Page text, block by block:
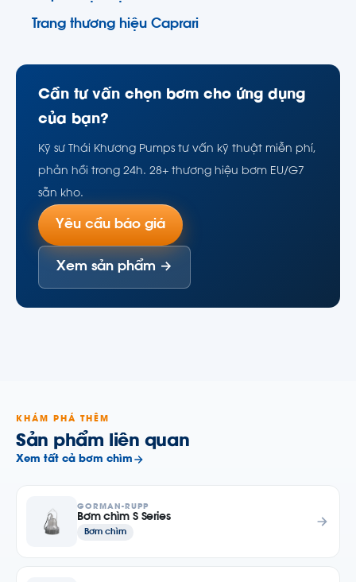
Trang thương hiệu Caprari
Cần tư vấn chọn bơm cho ứng dụng
của bạn?
Kỹ sư Thái Khương Pumps tư vấn kỹ thuật miễn phí,
phản hồi trong 24h. 28+ thương hiệu bơm EU/G7
sẵn kho.
Yêu cầu báo giá
Xem sản phẩm →
KHÁM PHÁ THÊM
Sản phẩm liên quan
Xem tất cả bơm chìm
GORMAN-RUPP
Bơm chìm S Series
Bơm chìm